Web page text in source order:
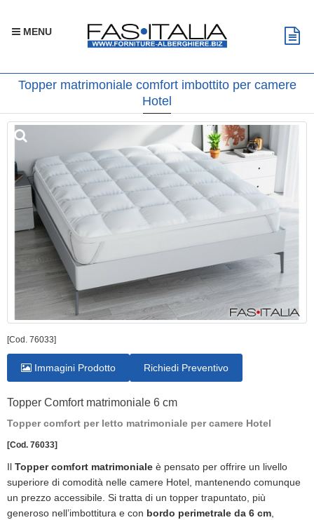
MENU
Topper matrimoniale comfort imbottito per camere
Hotel
[Cod. 76033]
Immagini Prodotto Richiedi Preventivo
Topper Comfort matrimoniale 6 cm
Topper comfort per letto matrimoniale per camere Hotel
[Cod. 76033]
Il Topper comfort matrimoniale è pensato per offrire un livello
superiore di comodità nelle camere Hotel, mantenendo comunque
un prezzo accessibile. Si tratta di un topper trapuntato, più
generoso nell’imbottitura e con bordo perimetrale da 6 cm,